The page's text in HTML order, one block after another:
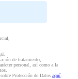
de tratamiento,
personal, así como a la
Protección de Datos aquí.